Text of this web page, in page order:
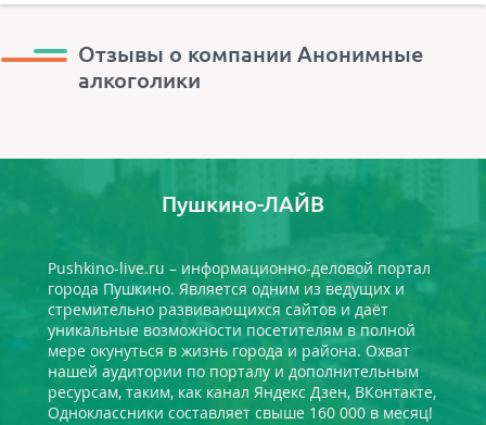
Отзывы о компании Анонимные
алкоголики
Пушкино-ЛАЙВ
Pushkino-live.ru – информационно-деловой портал
города Пушкино. Является одним из ведущих и
стремительно развивающихся сайтов и даёт
уникальные возможности посетителям в полной
мере окунуться в жизнь города и района. Охват
нашей аудитории по порталу и дополнительным
ресурсам, таким, как канал Яндекс Дзен, ВКонтакте,
Одноклассники составляет свыше 160 000 в месяц!